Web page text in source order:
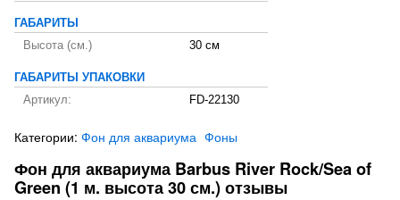
ГАБАРИТЫ
Высота (см.)
30 см
ГАБАРИТЫ УПАКОВКИ
Артикул:
FD-22130
Категории: Фон для аквариума Фоны
Фон для аквариума Barbus River Rock/Sea of
Green (1 м. высота 30 см.) отзывы